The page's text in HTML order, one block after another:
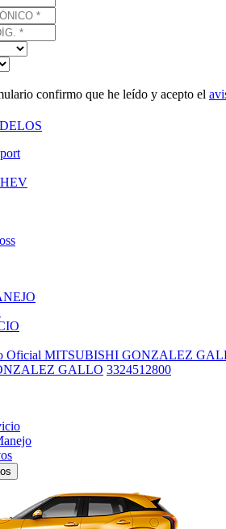
confirmo que he leído y acepto el
MITSUBISHI GONZALEZ
GALLO 3324512800